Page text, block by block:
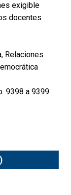
exigible
docentes
Relaciones
9398 a 9399